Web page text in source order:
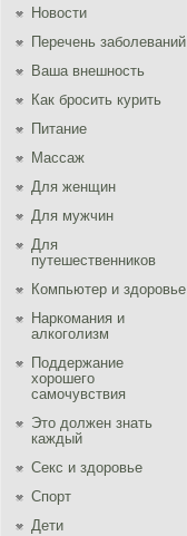
Новости
Перечень заболеваний
Ваша внешность
Как бросить курить
Питание
Массаж
Для женщин
Для мужчин
Для
путешественников
Компьютер и здоровье
Наркомания и
алкоголизм
Поддержание
хорошего
самочувствия
Это должен знать
каждый
Секс и здоровье
Спорт
Дети